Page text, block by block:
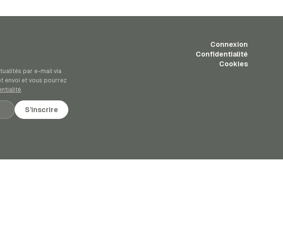
par e-mail via
envoi et vous pourrez
.
S’inscrire
Connexion
Confidentialité
Cookies